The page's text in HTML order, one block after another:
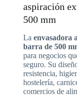
aspiración
500 mm
La envasadora
barra de 500
para negocios
seguro. Su
resistencia,
hostelería,
comercios de